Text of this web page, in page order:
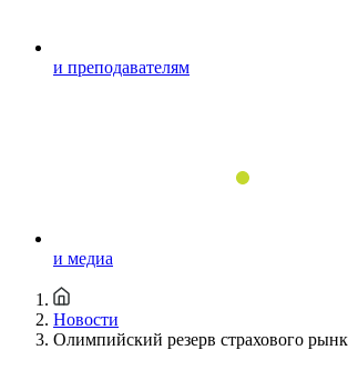
и преподавателям
и медиа
Новости
Олимпийский резерв страхового